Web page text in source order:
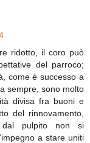
ridotto, il coro può
del parroco;
come è successo a
sempre, sono molto
divisa fra buoni e
del rinnovamento,
dal pulpito non si
a stare uniti